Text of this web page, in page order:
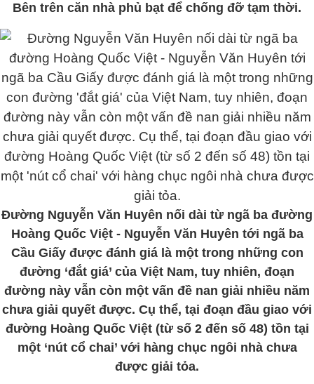
Bên trên căn nhà phủ bạt để chống đỡ tạm thời.
Đường Nguyễn Văn Huyên nối dài từ ngã ba đường
Hoàng Quốc Việt - Nguyễn Văn Huyên tới ngã ba
Cầu Giấy được đánh giá là một trong những con
đường ‘đắt giá’ của Việt Nam, tuy nhiên, đoạn
đường này vẫn còn một vấn đề nan giải nhiều năm
chưa giải quyết được. Cụ thể, tại đoạn đầu giao với
đường Hoàng Quốc Việt (từ số 2 đến số 48) tồn tại
một ‘nút cổ chai’ với hàng chục ngôi nhà chưa
được giải tỏa.